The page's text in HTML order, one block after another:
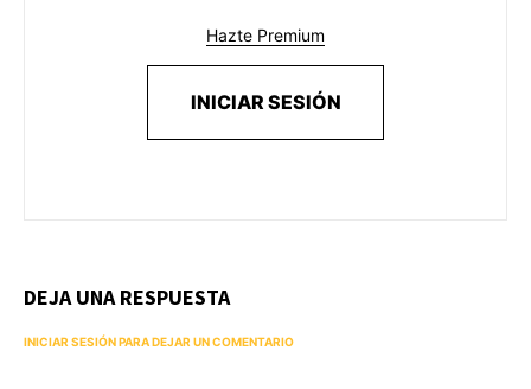
Hazte Premium
INICIAR SESIÓN
DEJA UNA RESPUESTA
INICIAR SESIÓN PARA DEJAR UN COMENTARIO